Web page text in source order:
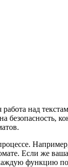
над
Если же
функцию